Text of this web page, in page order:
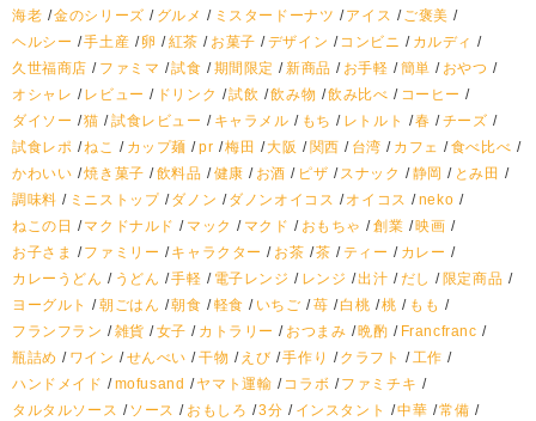
海老 金のシリーズ グルメ ミスタードーナツ アイス
ご褒美
ヘルシー
手土産 卵 紅茶 お菓子 デザイン コンビニ
カルディ
久世福商店
ファミマ 試食 期間限定 新商品 お手軽 簡単
おやつ
オシャレ
レビュー ドリンク 試飲 飲み物 飲み比べ
コーヒー
ダイソー
猫 試食レビュー キャラメル もち レトルト 春
チーズ
試食レポ ねこ カップ麺 pr 梅田 大阪 関西 台湾 カフェ
食べ比べ
かわいい 焼き菓子 飲料品 健康 お酒 ピザ スナック 静岡
とみ田
調味料
ミニストップ ダノン ダノンオイコス オイコス
neko
ねこの日
マクドナルド マック マクド おもちゃ 創業 映画
お子さま
ファミリー キャラクター お茶 茶 ティー
カレー
カレーうどん
うどん 手軽 電子レンジ レンジ 出汁 だし
限定商品
ヨーグルト
朝ごはん 朝食 軽食 いちご 苺 白桃 桃
もも
フランフラン
雑貨 女子 カトラリー おつまみ 晩酌
Francfranc
瓶詰め
ワイン せんべい 干物 えび 手作り クラフト
工作
ハンドメイド
mofusand ヤマト運輸 コラボ
ファミチキ
タルタルソース
ソース おもしろ 3分 インスタント 中華 常備